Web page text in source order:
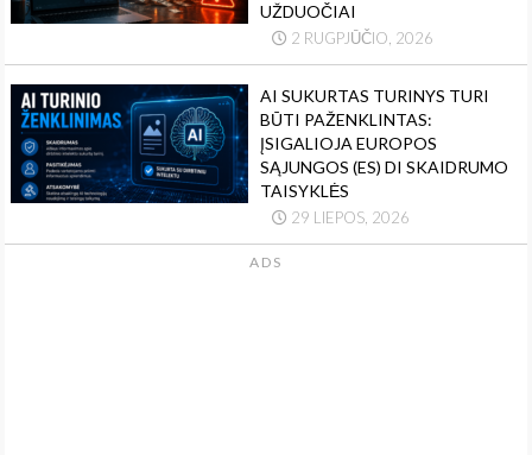
UŽDUOČIAI
2 RUGPJŪČIO, 2026
AI SUKURTAS TURINYS TURI
BŪTI PAŽENKLINTAS:
ĮSIGALIOJA EUROPOS
SĄJUNGOS (ES) DI SKAIDRUMO
TAISYKLĖS
29 LIEPOS, 2026
ADS